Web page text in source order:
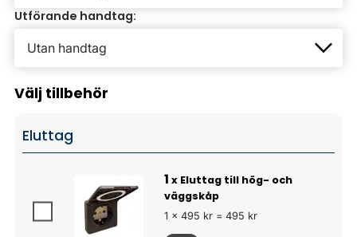
Utförande handtag:
Välj tillbehör
Eluttag
1 x Eluttag till hög- och
väggskåp
1 x 495 kr = 495 kr